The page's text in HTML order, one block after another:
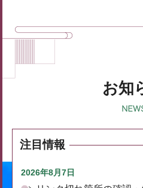
お知
注目情報
2026年8月7日